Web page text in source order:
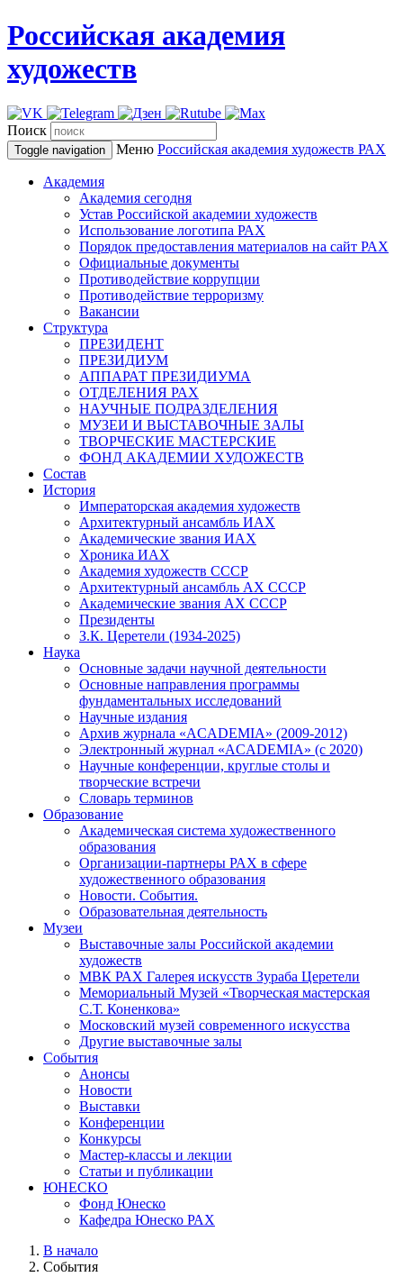
Российская академия
художеств
Поиск
Toggle navigation Меню Российская академия художеств РАХ
Академия
Академия сегодня
Устав Российской академии художеств
Использование логотипа РАХ
Порядок предоставления материалов на сайт РАХ
Официальные документы
Противодействие коррупции
Противодействие терроризму
Вакансии
Структура
ПРЕЗИДЕНТ
ПРЕЗИДИУМ
АППАРАТ ПРЕЗИДИУМА
ОТДЕЛЕНИЯ РАХ
НАУЧНЫЕ ПОДРАЗДЕЛЕНИЯ
МУЗЕИ И ВЫСТАВОЧНЫЕ ЗАЛЫ
ТВОРЧЕСКИЕ МАСТЕРСКИЕ
ФОНД АКАДЕМИИ ХУДОЖЕСТВ
Состав
История
Императорская академия художеств
Архитектурный ансамбль ИАХ
Академические звания ИАХ
Хроника ИАХ
Академия художеств СССР
Архитектурный ансамбль АХ СССР
Академические звания АХ СССР
Президенты
З.К. Церетели (1934-2025)
Наука
Основные задачи научной деятельности
Основные направления программы
фундаментальных исследований
Научные издания
Архив журнала «ACADEMIA» (2009-2012)
Электронный журнал «ACADEMIA» (с 2020)
Научные конференции, круглые столы и
творческие встречи
Словарь терминов
Образование
Академическая система художественного
образования
Организации-партнеры РАХ в сфере
художественного образования
Новости. События.
Образовательная деятельность
Музеи
Выставочные залы Российской академии
художеств
МВК РАХ Галерея искусств Зураба Церетели
Мемориальный Музей «Творческая мастерская
С.Т. Коненкова»
Московский музей современного искусства
Другие выставочные залы
События
Анонсы
Новости
Выставки
Конференции
Конкурсы
Мастер-классы и лекции
Статьи и публикации
ЮНЕСКО
Фонд Юнеско
Кафедра Юнеско РАХ
В начало
События